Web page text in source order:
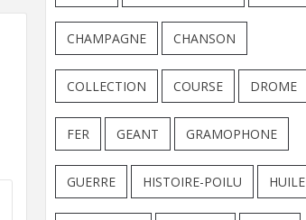
CHAMPAGNE CHANSON
COLLECTION COURSE DROME
FER GEANT GRAMOPHONE
GUERRE HISTOIRE-POILU HUILE